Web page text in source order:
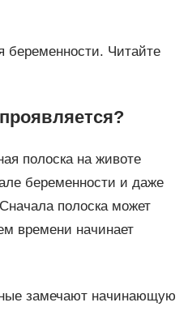
беременности. Читайте
полоска на животе
беременности и даже
полоска может
времени начинает
замечают начинающую